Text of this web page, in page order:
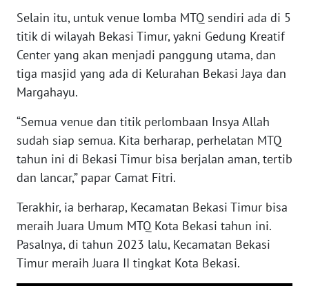
Selain itu, untuk venue lomba MTQ sendiri ada di 5
titik di wilayah Bekasi Timur, yakni Gedung Kreatif
Center yang akan menjadi panggung utama, dan
tiga masjid yang ada di Kelurahan Bekasi Jaya dan
Margahayu.
“Semua venue dan titik perlombaan Insya Allah
sudah siap semua. Kita berharap, perhelatan MTQ
tahun ini di Bekasi Timur bisa berjalan aman, tertib
dan lancar,” papar Camat Fitri.
Terakhir, ia berharap, Kecamatan Bekasi Timur bisa
meraih Juara Umum MTQ Kota Bekasi tahun ini.
Pasalnya, di tahun 2023 lalu, Kecamatan Bekasi
Timur meraih Juara II tingkat Kota Bekasi.
SULBAR
WN
BABEL
SUMBAR
WN
SUMSEL
WN
BENGKULU
WN